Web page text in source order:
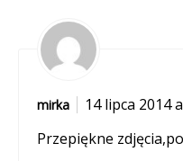
mirka
14 lipca 2014
Przepiękne